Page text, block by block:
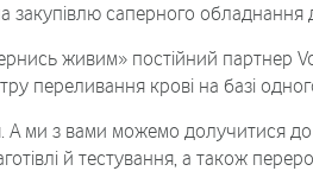
закупівлю саперного обладнання
живим» постійний партнер
переливання крові на базі
А ми з вами можемо долучитися
й тестування, а також